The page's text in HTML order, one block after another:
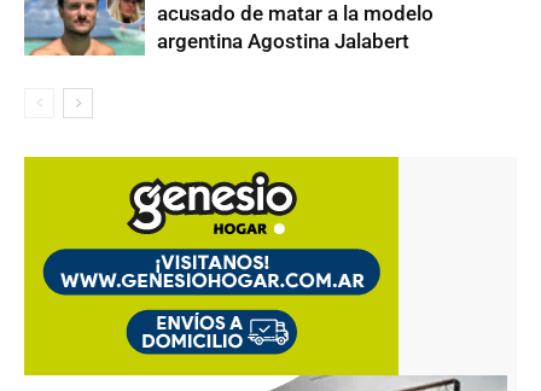
acusado de matar a la modelo
argentina Agostina Jalabert